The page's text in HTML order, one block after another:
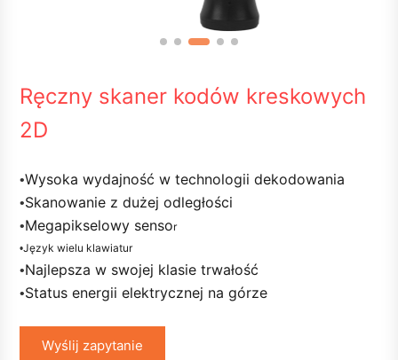
Ręczny skaner kodów kreskowych
2D
•Wysoka wydajność w technologii dekodowania
•Skanowanie z dużej odległości
•Megapikselowy sensor
•Język wielu klawiatur
•Najlepsza w swojej klasie trwałość
•Status energii elektrycznej na górze
Wyślij zapytanie